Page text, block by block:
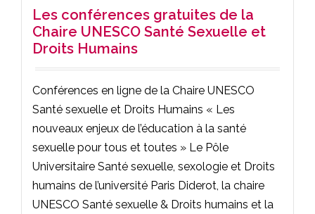
Les conférences gratuites de la
Chaire UNESCO Santé Sexuelle et
Droits Humains
Conférences en ligne de la Chaire UNESCO
Santé sexuelle et Droits Humains « Les
nouveaux enjeux de l’éducation à la santé
sexuelle pour tous et toutes » Le Pôle
Universitaire Santé sexuelle, sexologie et Droits
humains de l’université Paris Diderot, la chaire
UNESCO Santé sexuelle & Droits humains et la